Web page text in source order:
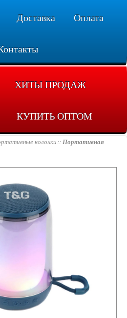
Доставка Оплата
ХИТЫ ПРОДАЖ
КУПИТЬ ОПТОМ
колонки
Портативная